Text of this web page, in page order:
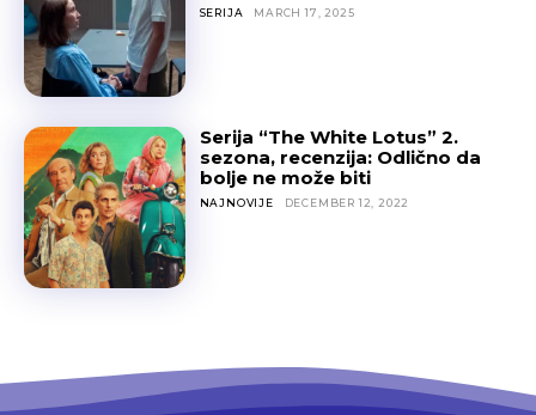
SERIJA MARCH 17, 2025
Serija “The White Lotus” 2.
sezona, recenzija: Odlično da
bolje ne može biti
NAJNOVIJE DECEMBER 12, 2022